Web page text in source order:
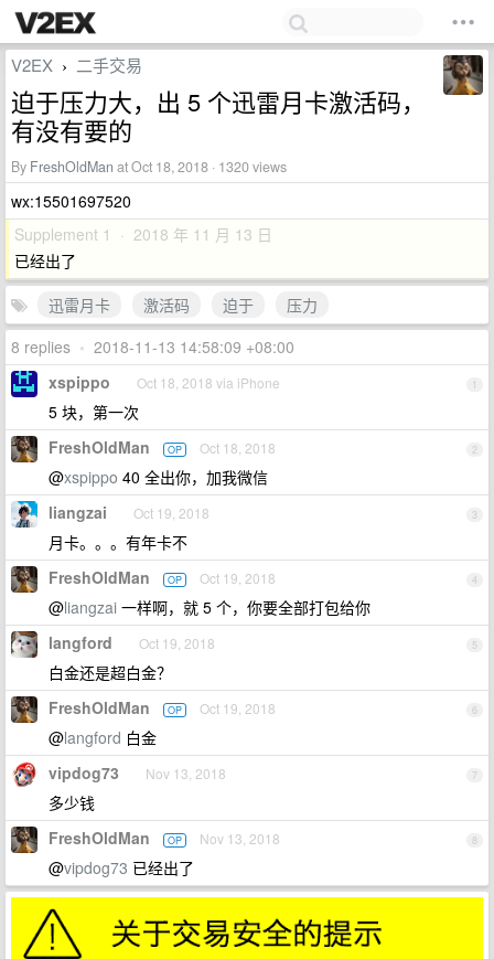
V2EX › 二手交易
迫于压力大，出 5 个迅雷月卡激活码，
有没有要的
By FreshOldMan at Oct 18, 2018 · 1320 views
wx:15501697520
Supplement 1 · 2018 年 11 月 13 日
已经出了
迅雷月卡
激活码 迫于
压力
8 replies • 2018-11-13 14:58:09 +08:00
1
xspippo Oct 18, 2018 via iPhone
5 块，第一次
2
FreshOldMan OP Oct 18, 2018
@xspippo 40 全出你，加我微信
3
liangzai Oct 19, 2018
月卡。。。有年卡不
4
FreshOldMan OP Oct 19, 2018
@liangzai 一样啊，就 5 个，你要全部打包给你
5
langford Oct 19, 2018
白金还是超白金？
6
FreshOldMan OP Oct 19, 2018
@langford 白金
7
vipdog73 Nov 13, 2018
多少钱
8
FreshOldMan OP Nov 13, 2018
@vipdog73 已经出了